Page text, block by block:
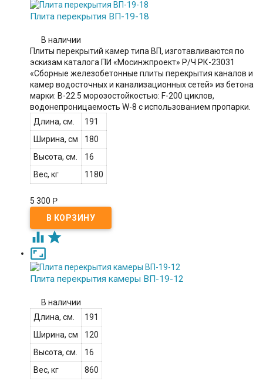
Плита перекрытия ВП-19-18
В наличии
Плиты перекрытий камер типа ВП, изготавливаются по
эскизам каталога ПИ «Мосинжпроект» Р/Ч РК-23031
«Сборные железобетонные плиты перекрытия каналов и
камер водосточных и канализационных сетей» из бетона
марки: В-22.5 морозостойкостью: F-200 циклов,
водонепроницаемость W-8 с использованием пропарки.
Длина, см.
191
Ширина, см
180
Высота, см.
16
Вес, кг
1180
5 300 Р
 

Плита перекрытия камеры ВП-19-12
В наличии
Длина, см.
191
Ширина, см
120
Высота, см.
16
Вес, кг
860